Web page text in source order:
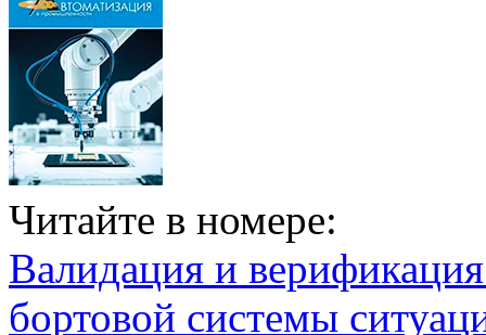
Читайте в номере:
Валидация и
бортовой системы